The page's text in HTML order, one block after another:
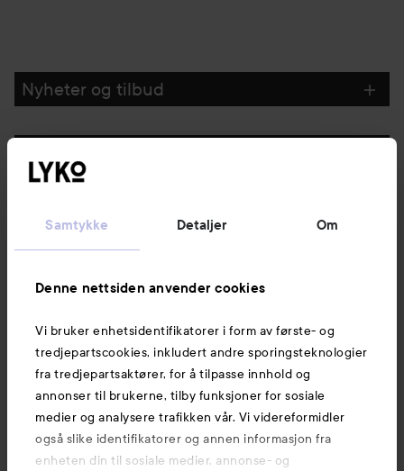
Samtykke Detaljer Om
Denne nettsiden anvender cookies
Vi bruker enhetsidentifikatorer i form av første- og
tredjepartscookies, inkludert andre sporingsteknologier
fra tredjepartsaktører, for å tilpasse innhold og
annonser til brukerne, tilby funksjoner for sosiale
medier og analysere trafikken vår. Vi videreformidler
også slike identifikatorer og annen informasjon fra
enheten din til sosiale medier, annonse- og
Nyheter og tilbud
Kundeservice
Informasjon
Også av interesse